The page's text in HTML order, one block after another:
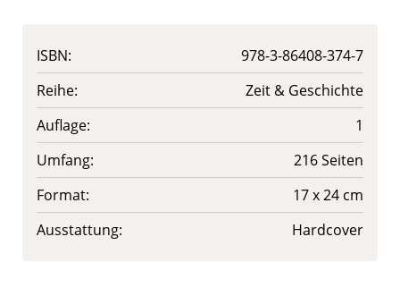
ISBN:
978-3-86408-374-7
Reihe:
Zeit & Geschichte
Auflage:
1
Umfang:
216 Seiten
Format:
17 x 24 cm
Ausstattung:
Hardcover